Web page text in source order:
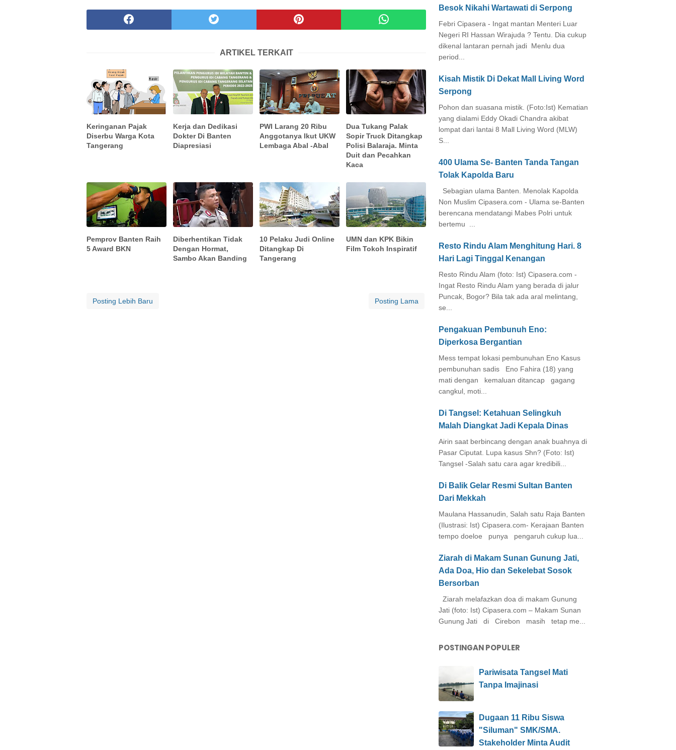
ARTIKEL TERKAIT
Keringanan Pajak
Diserbu Warga Kota
Tangerang
Kerja dan Dedikasi
Dokter Di Banten
Diapresiasi
PWI Larang 20 Ribu
Anggotanya Ikut UKW
Lembaga Abal -Abal
Dua Tukang Palak
Sopir Truck Ditangkap
Polisi Balaraja. Minta
Duit dan Pecahkan
Kaca
Pemprov Banten Raih
5 Award BKN
Diberhentikan Tidak
Dengan Hormat,
Sambo Akan Banding
10 Pelaku Judi Online
Ditangkap Di
Tangerang
UMN dan KPK Bikin
Film Tokoh Inspiratif
Posting Lebih Baru Posting Lama
Besok Nikahi Wartawati di Serpong
Febri Cipasera - Ingat mantan Menteri Luar
Negeri RI Hassan Wirajuda ? Tentu. Dia cukup
dikenal lantaran pernah jadi Menlu dua
period...
Kisah Mistik Di Dekat Mall Living Word
Serpong
Pohon dan suasana mistik. (Foto:Ist) Kematian
yang dialami Eddy Okadi Chandra akibat
lompat dari lantai 8 Mall Living Word (MLW)
S...
400 Ulama Se- Banten Tanda Tangan
Tolak Kapolda Baru
Sebagian ulama Banten. Menolak Kapolda
Non Muslim Cipasera.com - Ulama se-Banten
berencana mendatangi Mabes Polri untuk
bertemu ...
Resto Rindu Alam Menghitung Hari. 8
Hari Lagi Tinggal Kenangan
Resto Rindu Alam (foto: Ist) Cipasera.com -
Ingat Resto Rindu Alam yang berada di jalur
Puncak, Bogor? Bila tak ada aral melintang,
se...
Pengakuan Pembunuh Eno:
Diperkosa Bergantian
Mess tempat lokasi pembunuhan Eno Kasus
pembunuhan sadis Eno Fahira (18) yang
mati dengan kemaluan ditancap gagang
cangkul, moti...
Di Tangsel: Ketahuan Selingkuh
Malah Diangkat Jadi Kepala Dinas
Airin saat berbincang dengan anak buahnya di
Pasar Ciputat. Lupa kasus Shn? (Foto: Ist)
Tangsel -Salah satu cara agar kredibili...
Di Balik Gelar Resmi Sultan Banten
Dari Mekkah
Maulana Hassanudin, Salah satu Raja Banten
(Ilustrasi: Ist) Cipasera.com- Kerajaan Banten
tempo doeloe punya pengaruh cukup lua...
Ziarah di Makam Sunan Gunung Jati,
Ada Doa, Hio dan Sekelebat Sosok
Bersorban
Ziarah melafazkan doa di makam Gunung
Jati (foto: Ist) Cipasera.com – Makam Sunan
Gunung Jati di Cirebon masih tetap me...
POSTINGAN POPULER
Pariwisata Tangsel Mati
Tanpa Imajinasi
Dugaan 11 Ribu Siswa
"Siluman" SMK/SMA.
Stakeholder Minta Audit